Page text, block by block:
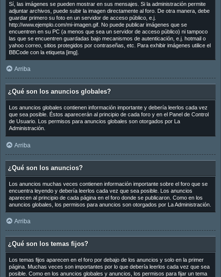
Sí, las imágenes se pueden mostrar en sus mensajes. Si la administración permite
adjuntar archivos, puede subir la imagen directamente al foro. De otra manera, debe
guardar primero su foto en un servidor de acceso público, e.j.
http://www.ejemplo.com/mi-imagen.gif. No puede publicar imágenes que se
encuentren en su PC (a menos que sea un servidor de acceso público) ni tampoco
las que se encuentren guardadas bajo mecanismos de autenticación, e.j. hotmail o
yahoo correo, sitios protegidos por contraseñas, etc. Para exhibir imágenes utilice el
BBCode con la etiqueta [img].
Arriba
¿Qué son los anuncios globales?
Los anuncios globales contienen información importante y debería leerlos cada vez
que sea posible. Éstos aparecerán al principio de cada foro y en el Panel de Control
de Usuario. Los permisos para anuncios globales son otorgados por La
Administración.
Arriba
¿Qué son los anuncios?
Los anuncios muchas veces contienen información importante sobre el foro que se
encuentra leyendo y debería leerlos cada vez que sea posible. Los anuncios
aparecen al principio de cada página en el foro donde se publicaron. Como en los
anuncios globales, los permisos para anuncios son otorgados por La Administración.
Arriba
¿Qué son los temas fijos?
Los temas fijos aparecen en el foro por debajo de los anuncios y solo en la primer
página. Muchas veces son importantes por lo que debería leerlos cada vez que sea
posible. Como en los anuncios globales y anuncios, los permisos para fijar un tema